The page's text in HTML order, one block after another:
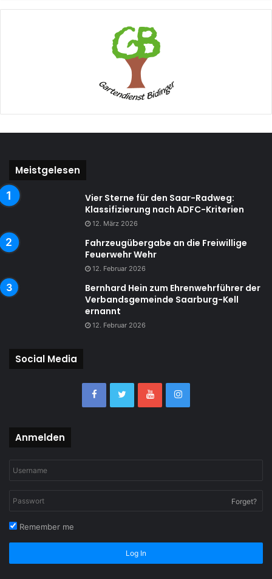
Meistgelesen
Vier Sterne für den Saar-Radweg:
Klassifizierung nach ADFC-Kriterien
12. März 2026
Fahrzeugübergabe an die Freiwillige
Feuerwehr Wehr
12. Februar 2026
Bernhard Hein zum Ehrenwehrführer der
Verbandsgemeinde Saarburg-Kell
ernannt
12. Februar 2026
Social Media
Anmelden
Forget?
Remember me
Log In